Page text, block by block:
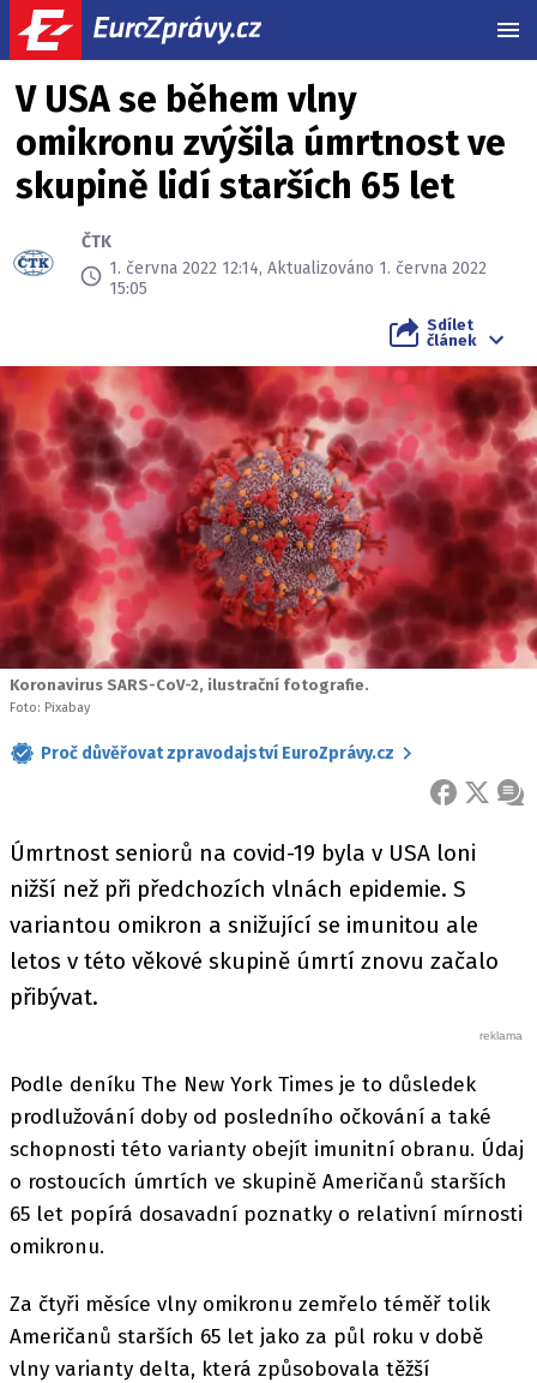
V USA se během vlny
omikronu zvýšila úmrtnost ve
skupině lidí starších 65 let
ČTK
1. června 2022 12:14, Aktualizováno 1. června 2022
15:05
Sdílet
článek
Koronavirus SARS-CoV-2, ilustrační fotografie.
Foto: Pixabay
Proč důvěřovat zpravodajství EuroZprávy.cz
FACEBOOK
X
Úmrtnost seniorů na covid-19 byla v USA loni
nižší než při předchozích vlnách epidemie. S
variantou omikron a snižující se imunitou ale
letos v této věkové skupině úmrtí znovu začalo
přibývat.
Podle deníku The New York Times je to důsledek
prodlužování doby od posledního očkování a také
schopnosti této varianty obejít imunitní obranu. Údaj
o rostoucích úmrtích ve skupině Američanů starších
65 let popírá dosavadní poznatky o relativní mírnosti
omikronu.
Za čtyři měsíce vlny omikronu zemřelo téměř tolik
Američanů starších 65 let jako za půl roku v době
vlny varianty delta, která způsobovala těžší